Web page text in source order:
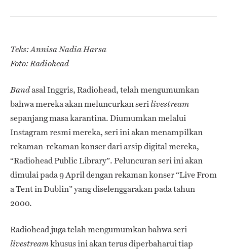
Teks: Annisa Nadia Harsa
Foto: Radiohead
Bandasal Inggris, Radiohead, telah mengumumkan
bahwa mereka akan meluncurkan serilivestream
sepanjang masa karantina. Diumumkan melalui
Instagram resmi mereka, seri ini akan menampilkan
rekaman-rekaman konser dari arsip digital mereka,
“Radiohead Public Library”. Peluncuran seri ini akan
dimulai pada 9 April dengan rekaman konser “Live From
a Tent in Dublin” yang diselenggarakan pada tahun
2000.
Radiohead juga telah mengumumkan bahwa seri
livestreamkhusus ini akan terus diperbaharui tiap